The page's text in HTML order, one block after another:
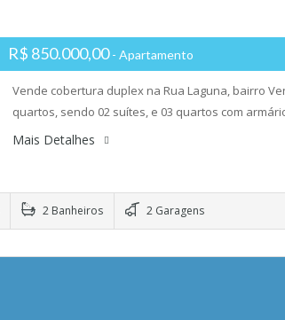
R$ 850.000,00- Apartamento
Vende cobertura duplex na Rua Laguna, bairro
quartos, sendo 02 suítes, e 03 quartos com
Mais Detalhes
2 Banheiros 2 Garagens